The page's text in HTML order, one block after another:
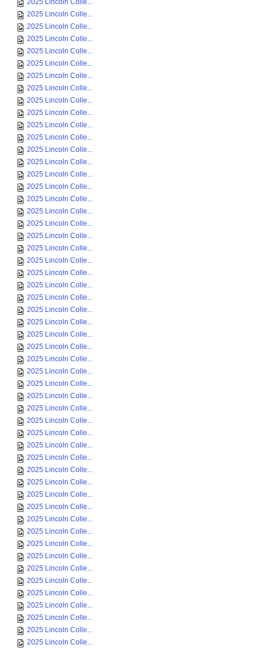
2025 Lincoln Colle...
2025 Lincoln Colle...
2025 Lincoln Colle...
2025 Lincoln Colle...
2025 Lincoln Colle...
2025 Lincoln Colle...
2025 Lincoln Colle...
2025 Lincoln Colle...
2025 Lincoln Colle...
2025 Lincoln Colle...
2025 Lincoln Colle...
2025 Lincoln Colle...
2025 Lincoln Colle...
2025 Lincoln Colle...
2025 Lincoln Colle...
2025 Lincoln Colle...
2025 Lincoln Colle...
2025 Lincoln Colle...
2025 Lincoln Colle...
2025 Lincoln Colle...
2025 Lincoln Colle...
2025 Lincoln Colle...
2025 Lincoln Colle...
2025 Lincoln Colle...
2025 Lincoln Colle...
2025 Lincoln Colle...
2025 Lincoln Colle...
2025 Lincoln Colle...
2025 Lincoln Colle...
2025 Lincoln Colle...
2025 Lincoln Colle...
2025 Lincoln Colle...
2025 Lincoln Colle...
2025 Lincoln Colle...
2025 Lincoln Colle...
2025 Lincoln Colle...
2025 Lincoln Colle...
2025 Lincoln Colle...
2025 Lincoln Colle...
2025 Lincoln Colle...
2025 Lincoln Colle...
2025 Lincoln Colle...
2025 Lincoln Colle...
2025 Lincoln Colle...
2025 Lincoln Colle...
2025 Lincoln Colle...
2025 Lincoln Colle...
2025 Lincoln Colle...
2025 Lincoln Colle...
2025 Lincoln Colle...
2025 Lincoln Colle...
2025 Lincoln Colle...
2025 Lincoln Colle...